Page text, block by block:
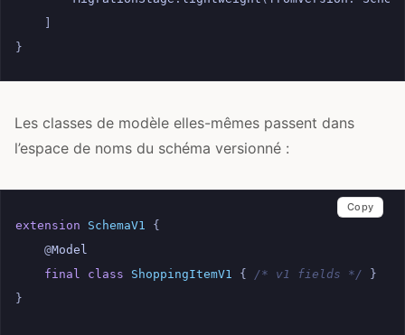
]
}
Les classes de modèle elles-mêmes passent dans
l’espace de noms du schéma versionné :
extension SchemaV1
{
@Model
final
class ShoppingItemV1 { /* v1 fields */
}
}
Copy